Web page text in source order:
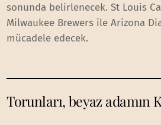
sonunda belirlenecek. St Louis
Milwaukee Brewers ile Arizona
mücadele edecek.
Torunları, beyaz adamın